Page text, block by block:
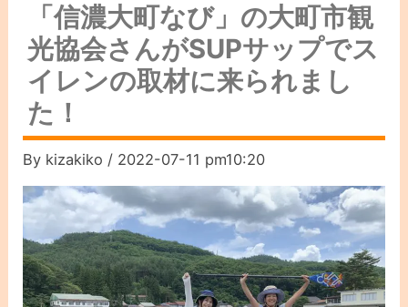
「信濃大町なび」の大町市観
光協会さんがSUPサップでス
イレンの取材に来られまし
た！
By kizakiko / 2022-07-11 pm10:20